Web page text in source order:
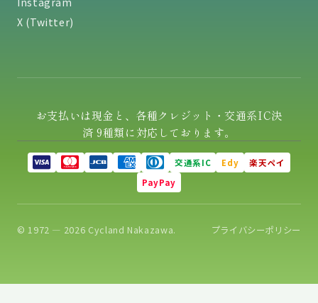
X (Twitter)
お支払いは現金と、各種クレジット・交通系IC決
済 9種類に対応しております。
交通系IC Edy
楽天ペイ
PayPay
© 1972 — 2026 Cycland Nakazawa. プライバシーポリシー